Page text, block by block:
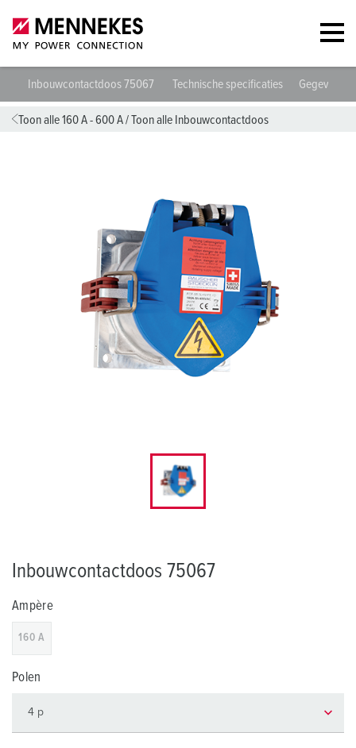
Inbouwcontactdoos 75067 Technische specificaties
Toon alle 160 A - 600 A/Toon alle Inbouwcontactdoos
Inbouwcontactdoos 75067
Ampère
160 A
Polen